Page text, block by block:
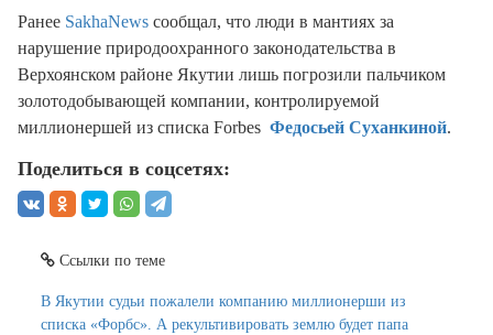
Ранее SakhaNews сообщал, что люди в мантиях за
нарушение природоохранного законодательства в
Верхоянском районе Якутии лишь погрозили пальчиком
золотодобывающей компании, контролируемой
миллионершей из списка Forbes Федосьей Суханкиной.
Поделиться в соцсетях:
Ссылки по теме
В Якутии судьи пожалели компанию миллионерши из
списка «Форбс». А рекультивировать землю будет папа